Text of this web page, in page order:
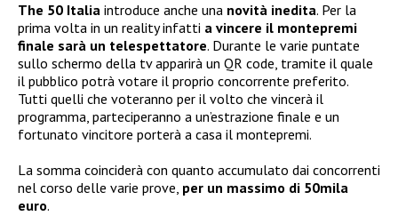
The 50 Italia introduce anche una novità inedita. Per la
prima volta in un reality infatti a vincere il montepremi
finale sarà un telespettatore. Durante le varie puntate
sullo schermo della tv apparirà un QR code, tramite il quale
il pubblico potrà votare il proprio concorrente preferito.
Tutti quelli che voteranno per il volto che vincerà il
programma, parteciperanno a un’estrazione finale e un
fortunato vincitore porterà a casa il montepremi.
La somma coinciderà con quanto accumulato dai concorrenti
nel corso delle varie prove, per un massimo di 50mila
euro.